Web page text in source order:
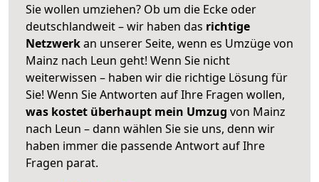
Sie wollen umziehen? Ob um die Ecke oder
deutschlandweit – wir haben das richtige
Netzwerkan unserer Seite, wenn es Umzüge von
Mainz nach Leun geht! Wenn Sie nicht
weiterwissen – haben wir die richtige Lösung für
Sie! Wenn Sie Antworten auf Ihre Fragen wollen,
was kostet überhaupt mein Umzug von Mainz
nach Leun – dann wählen Sie sie uns, denn wir
haben immer die passende Antwort auf Ihre
Fragen parat.